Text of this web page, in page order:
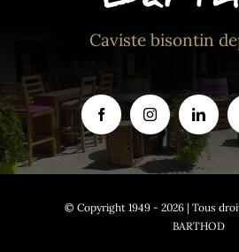
Caviste bisontin
© Copyright 1949 - 2026 | Tous
BARTHOD